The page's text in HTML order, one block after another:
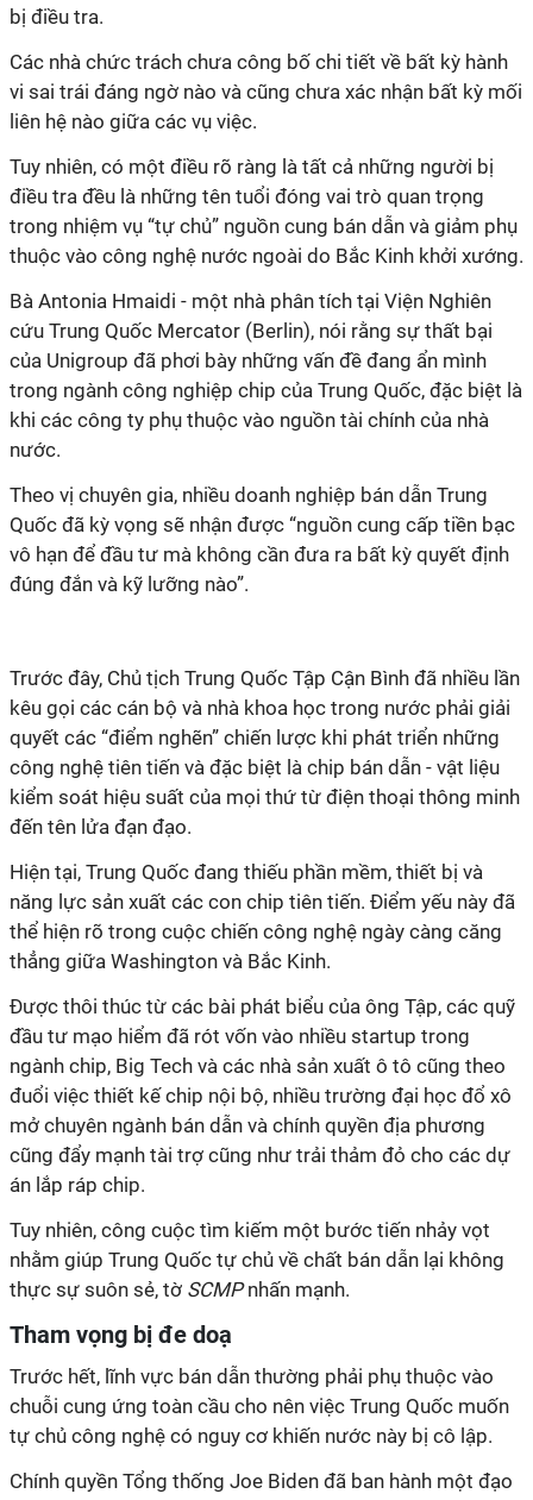
bị điều tra.
Các nhà chức trách chưa công bố chi tiết về bất kỳ hành
vi sai trái đáng ngờ nào và cũng chưa xác nhận bất kỳ mối
liên hệ nào giữa các vụ việc.
Tuy nhiên, có một điều rõ ràng là tất cả những người bị
điều tra đều là những tên tuổi đóng vai trò quan trọng
trong nhiệm vụ “tự chủ” nguồn cung bán dẫn và giảm phụ
thuộc vào công nghệ nước ngoài do Bắc Kinh khởi xướng.
Bà Antonia Hmaidi - một nhà phân tích tại Viện Nghiên
cứu Trung Quốc Mercator (Berlin), nói rằng sự thất bại
của Unigroup đã phơi bày những vấn đề đang ẩn mình
trong ngành công nghiệp chip của Trung Quốc, đặc biệt là
khi các công ty phụ thuộc vào nguồn tài chính của nhà
nước.
Theo vị chuyên gia, nhiều doanh nghiệp bán dẫn Trung
Quốc đã kỳ vọng sẽ nhận được “nguồn cung cấp tiền bạc
vô hạn để đầu tư mà không cần đưa ra bất kỳ quyết định
đúng đắn và kỹ lưỡng nào”.
Trước đây, Chủ tịch Trung Quốc Tập Cận Bình đã nhiều lần
kêu gọi các cán bộ và nhà khoa học trong nước phải giải
quyết các “điểm nghẽn” chiến lược khi phát triển những
công nghệ tiên tiến và đặc biệt là chip bán dẫn - vật liệu
kiểm soát hiệu suất của mọi thứ từ điện thoại thông minh
đến tên lửa đạn đạo.
Hiện tại, Trung Quốc đang thiếu phần mềm, thiết bị và
năng lực sản xuất các con chip tiên tiến. Điểm yếu này đã
thể hiện rõ trong cuộc chiến công nghệ ngày càng căng
thẳng giữa Washington và Bắc Kinh.
Được thôi thúc từ các bài phát biểu của ông Tập, các quỹ
đầu tư mạo hiểm đã rót vốn vào nhiều startup trong
ngành chip, Big Tech và các nhà sản xuất ô tô cũng theo
đuổi việc thiết kế chip nội bộ, nhiều trường đại học đổ xô
mở chuyên ngành bán dẫn và chính quyền địa phương
cũng đẩy mạnh tài trợ cũng như trải thảm đỏ cho các dự
án lắp ráp chip.
Tuy nhiên, công cuộc tìm kiếm một bước tiến nhảy vọt
nhằm giúp Trung Quốc tự chủ về chất bán dẫn lại không
thực sự suôn sẻ, tờ SCMPnhấn mạnh.
Tham vọng bị đe doạ
Trước hết, lĩnh vực bán dẫn thường phải phụ thuộc vào
chuỗi cung ứng toàn cầu cho nên việc Trung Quốc muốn
tự chủ công nghệ có nguy cơ khiến nước này bị cô lập.
Chính quyền Tổng thống Joe Biden đã ban hành một đạo